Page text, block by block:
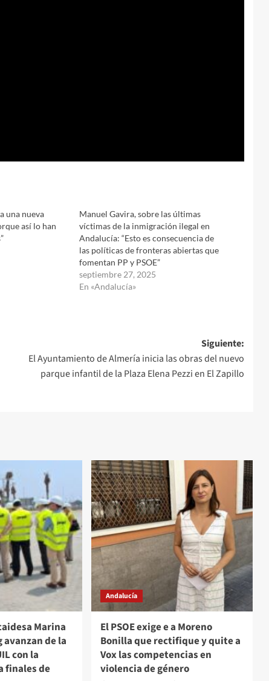
una nueva
así lo han
Manuel Gavira, sobre las últimas
víctimas de la inmigración ilegal en
Andalucía: “Esto es consecuencia de
las políticas de fronteras abiertas que
fomentan PP y PSOE”
septiembre 27, 2025
En «Andalucía»
Siguiente:
El Ayuntamiento de Almería inicia las obras del nuevo
parque infantil de la Plaza Elena Pezzi en El Zapillo
Marina
avanzan de la
con la
finales de
Andalucía
El PSOE exige e a Moreno
Bonilla que rectifique y quite a
Vox las competencias en
violencia de género